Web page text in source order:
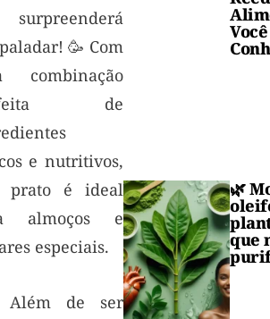
surpreenderá
🥳 Com
combinação
de
e nutritivos,
prato é ideal
almoços e
especiais.
de ser
🌿
que